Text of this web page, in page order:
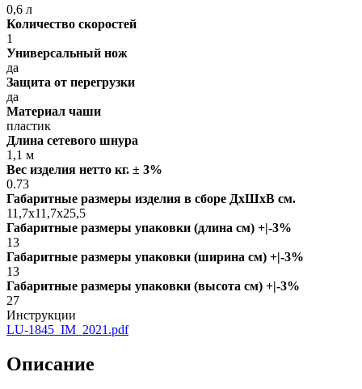
0,6 л
Количество скоростей
1
Универсальный нож
да
Защита от перегрузки
да
Материал чаши
пластик
Длина сетевого шнура
1,1 м
Вес изделия нетто кг. ± 3%
0.73
Габаритные размеры изделия в сборе ДxШxВ см.
11,7x11,7x25,5
Габаритные размеры упаковки (длина см) +|-3%
13
Габаритные размеры упаковки (ширина см) +|-3%
13
Габаритные размеры упаковки (высота см) +|-3%
27
Инструкции
LU-1845_IM_2021.pdf
Описание